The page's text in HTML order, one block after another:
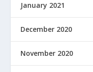
January 2021
December 2020
November 2020